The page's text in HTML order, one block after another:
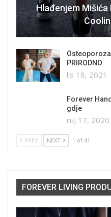
Hlađenjem Mišića
PRIRODNO
lis 18, 2021
Forever
gdje
ruj 17, 2020
PREV NEXT 1 of 41
FOREVER LIVING